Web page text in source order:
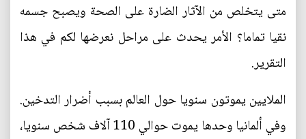
متى يتخلص من الآثار الضارة على الصحة ويصبح جسمه
نقيا تماما؟ الأمر يحدث على مراحل نعرضها لكم في هذا
التقرير.
الملايين يموتون سنويا حول العالم بسبب أضرار التدخين.
وفي ألمانيا وحدها يموت حوالي 110 آلاف شخص سنويا،